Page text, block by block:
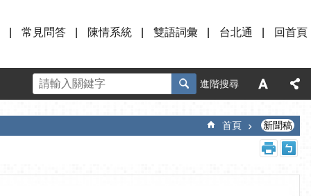
常見問答 陳情系統 雙語詞彙 台北通 回首頁
進階搜尋
首頁 新聞稿